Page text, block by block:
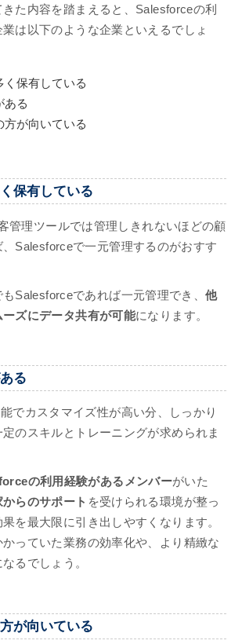
た内容を踏まえると、Salesforceの利
は以下のような企業といえるでしょ
く保有している
ある
方が向いている
保有している
管理ツールでは管理しきれないほどの顧
Salesforceで一元管理するのがおすす
もSalesforceであれば一元管理でき、他
ズにデータ共有が可能になります。
る
でカスタマイズ性が高い分、しっかり
のスキルとトレーニングが求められま
の利用経験があるメンバーがいた
らのサポート を受けられる環境が整っ
を最大限に引き出しやすくなります。
っていた業務の効率化や、より精緻な
るでしょう。
が向いている